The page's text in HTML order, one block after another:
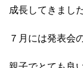
成長してきました
７月には発表会